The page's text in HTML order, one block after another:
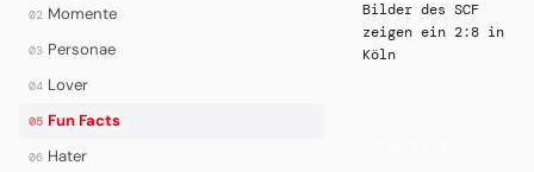
02 Momente
03 Personae
04 Lover
05 Fun Facts
06 Hater
Bilder des SCF
zeigen ein 2:8 in
Köln